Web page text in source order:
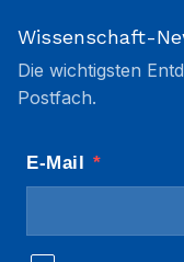
Wissenschaft-
Die wichtigsten
Postfach.